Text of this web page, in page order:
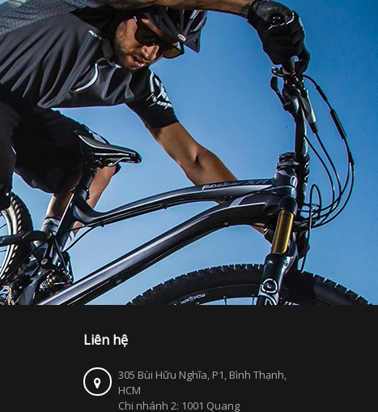
Liên hệ
305 Bùi Hữu Nghĩa, P1, Bình Thạnh,
HCM
Chi nhánh 2: 1001 Quang